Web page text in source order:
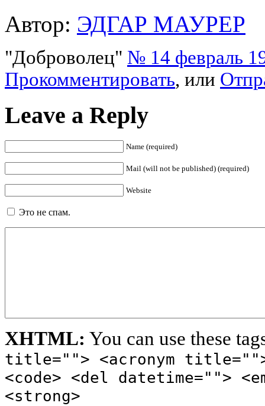
Автор: ЭДГАР МАУРЕР
"Доброволец" № 14 февраль
Прокомментировать, или
Leave a Reply
Name (required)
Mail (will not be published) (required)
Website
Это не спам.
XHTML: You can use these
title=""> <acronym
<code> <del datetime="">
<strong>